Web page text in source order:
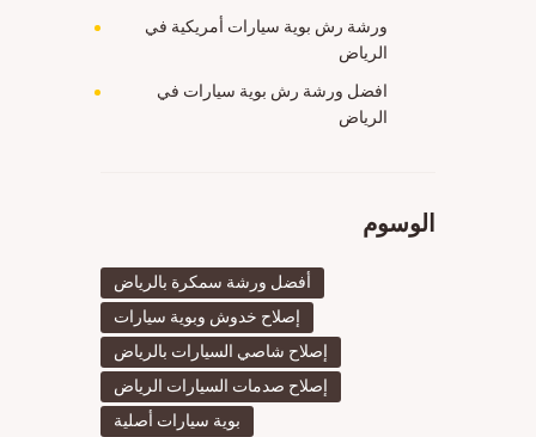
ورشة رش بوية سيارات أمريكية في
الرياض
افضل ورشة رش بوية سيارات في
الرياض
الوسوم
أفضل ورشة سمكرة بالرياض
إصلاح خدوش وبوية سيارات
إصلاح شاصي السيارات بالرياض
إصلاح صدمات السيارات الرياض
بوية سيارات أصلية